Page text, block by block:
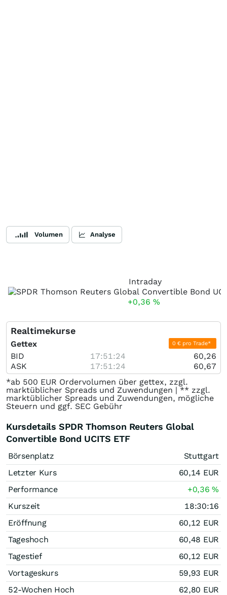
Volumen Analyse
Intraday
+0,36 %
Realtimekurse
Gettex 0 € pro Trade*
BID 17:51:24
60,26
ASK
17:51:24
60,67
*ab 500 EUR Ordervolumen über gettex, zzgl.
marktüblicher Spreads und Zuwendungen | ** zzgl.
marktüblicher Spreads und Zuwendungen, mögliche
Steuern und ggf. SEC Gebühr
Kursdetails SPDR Thomson Reuters Global
Convertible Bond UCITS ETF
Börsenplatz
Stuttgart
Letzter Kurs
60,14 EUR
Performance
+0,36%
Kurszeit
18:30:16
Eröffnung
60,12 EUR
Tageshoch
60,48 EUR
Tagestief
60,12 EUR
Vortageskurs
59,93 EUR
52-Wochen Hoch
62,80 EUR